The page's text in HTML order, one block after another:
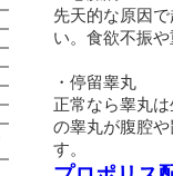
先天的な原因
い。食欲不振
・停留睾丸
正常なら睾丸
の睾丸が腹腔
す。